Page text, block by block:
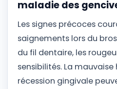
maladie des
Les signes précoces
saignements lors du
du fil dentaire, les
sensibilités. La
récession gingivale